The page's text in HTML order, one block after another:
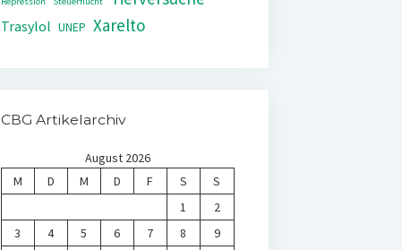
Trasylol UNEP Xarelto
CBG Artikelarchiv
August 2026
M
D M D F S
S
1
2
3
4 5 6 7 8
9